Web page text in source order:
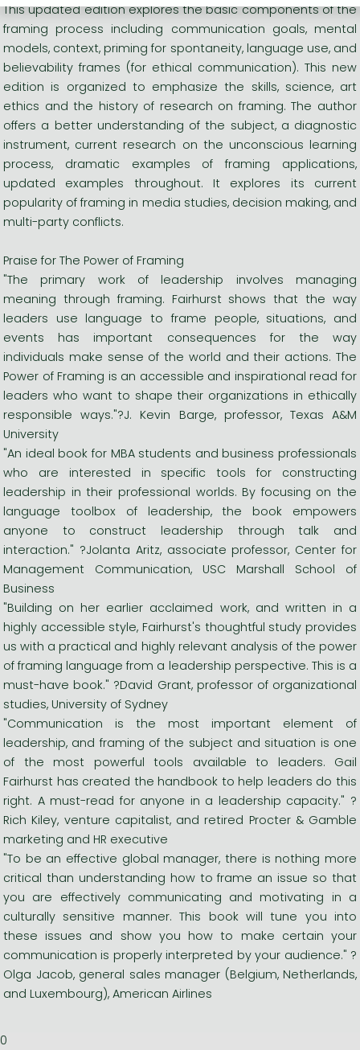
This updated edition explores the basic components of the
framing process including communication goals, mental
models, context, priming for spontaneity, language use, and
believability frames (for ethical communication). This new
edition is organized to emphasize the skills, science, art
ethics and the history of research on framing. The author
offers a better understanding of the subject, a diagnostic
instrument, current research on the unconscious learning
process, dramatic examples of framing applications,
updated examples throughout. It explores its current
popularity of framing in media studies, decision making, and
multi-party conflicts.
Praise for The Power of Framing
"The primary work of leadership involves managing
meaning through framing. Fairhurst shows that the way
leaders use language to frame people, situations, and
events has important consequences for the way
individuals make sense of the world and their actions. The
Power of Framing is an accessible and inspirational read for
leaders who want to shape their organizations in ethically
responsible ways."?J. Kevin Barge, professor, Texas A&M
University
"An ideal book for MBA students and business professionals
who are interested in specific tools for constructing
leadership in their professional worlds. By focusing on the
language toolbox of leadership, the book empowers
anyone to construct leadership through talk and
interaction." ?Jolanta Aritz, associate professor, Center for
Management Communication, USC Marshall School of
Business
"Building on her earlier acclaimed work, and written in a
highly accessible style, Fairhurst's thoughtful study provides
us with a practical and highly relevant analysis of the power
of framing language from a leadership perspective. This is a
must-have book." ?David Grant, professor of organizational
studies, University of Sydney
"Communication is the most important element of
leadership, and framing of the subject and situation is one
of the most powerful tools available to leaders. Gail
Fairhurst has created the handbook to help leaders do this
right. A must-read for anyone in a leadership capacity." ?
Rich Kiley, venture capitalist, and retired Procter & Gamble
marketing and HR executive
"To be an effective global manager, there is nothing more
critical than understanding how to frame an issue so that
you are effectively communicating and motivating in a
culturally sensitive manner. This book will tune you into
these issues and show you how to make certain your
communication is properly interpreted by your audience." ?
Olga Jacob, general sales manager (Belgium, Netherlands,
and Luxembourg), American Airlines
0